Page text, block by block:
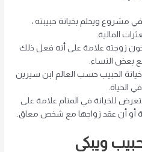
مشروع ويحلم بخيانة حبيبته ،
المالية.
زوجته علامة على أنه فعل ذلك
بعض النساء.
الحبيب حسب العالم ابن سيرين
الحياة.
للخيانة في المنام علامة على
أو أن عقد زواجها مع شخص معاق.
ويبكي